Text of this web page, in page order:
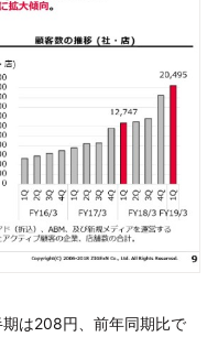
は208円、前年同期比で